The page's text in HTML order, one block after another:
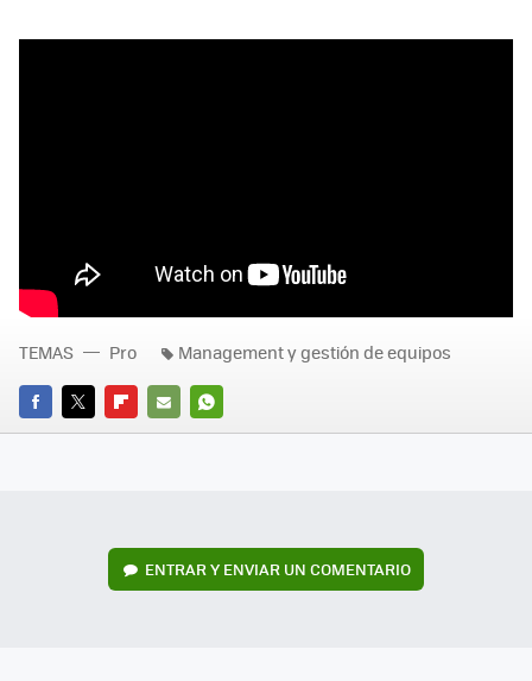
FACEBOOK
TWITTERFLIPBOARD
E-
WHATSAPP
TEMAS Pro Management y gestión de equipos
ENTRAR Y ENVIAR UN COMENTARIO